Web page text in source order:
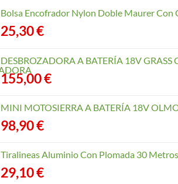
Bolsa Encofrador Nylon Doble Maurer Con
25,30€
DESBROZADORA A BATERÍA 18V GRASS
155,00€
MINI MOTOSIERRA A BATERÍA 18V
98,90€
Tiralineas Aluminio Con Plomada 30
29,10€